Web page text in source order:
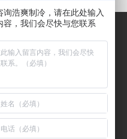
询浩爽制冷，请在此处输入
容，我们会尽快与您联系